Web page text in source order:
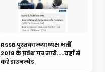
RSSB पुस्तकालयाध्यक्ष भर्ती
2018 के प्रवेश पत्र जारी.....यहाँ से
करे डाउनलोड